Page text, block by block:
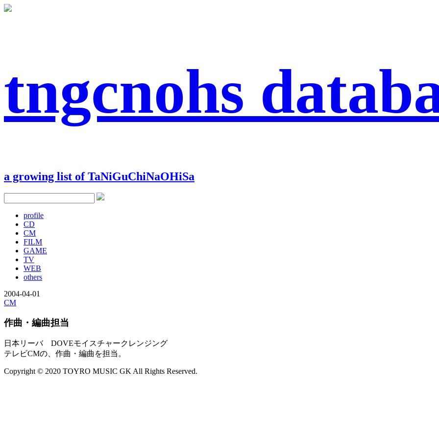
tngcnohs
a growing list of TaNiGuChiNaOHiSa
profile
CD
CM
FILM
GAME
TV
WEB
others
2004-04-01
CM
作曲・編曲担当
日本リーバ DOVEモイスチャークレンジング
テレビCMの、作曲・編曲を担当。
Copyright © 2020 TOYRO MUSIC GK All Rights Reserved.